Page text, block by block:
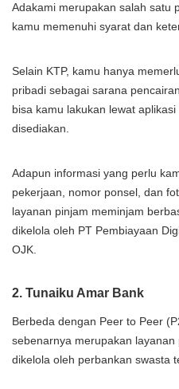
Adakami merupakan salah satu
kamu memenuhi syarat dan
Selain KTP, kamu hanya
pribadi sebagai sarana
bisa kamu lakukan lewat
disediakan.
Adapun informasi yang perlu
pekerjaan, nomor ponsel, dan
layanan pinjam meminjam
dikelola oleh PT Pembiayaan
OJK.
2. Tunaiku Amar Bank
Berbeda dengan Peer to Peer
sebenarnya merupakan
dikelola oleh perbankan swasta